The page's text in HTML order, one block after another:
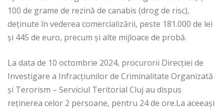
100 de grame de rezină de canabis (drog de risc),
deținute în vederea comercializării, peste 181.000 de lei
și 445 de euro, precum și alte mijloace de probă.
La data de 10 octombrie 2024, procurorii Direcției de
Investigare a Infracțiunilor de Criminalitate Organizată
și Terorism – Serviciul Teritorial Cluj au dispus
reținerea celor 2 persoane, pentru 24 de ore.La aceeași